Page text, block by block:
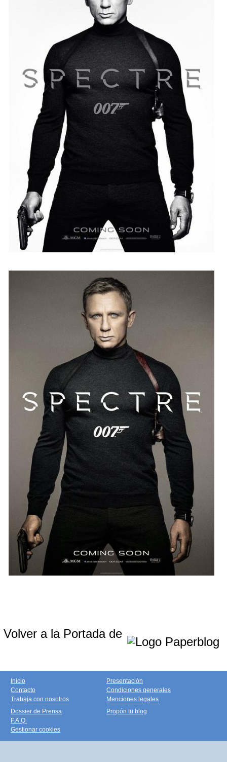
Volver a la Portada de
Inicio
Contacto
Trabaja con nosotros
Presentación
Condiciones generales
Menciones legales
Dossier de Prensa
F.A.Q.
Gestionar cookies
Propón tu blog